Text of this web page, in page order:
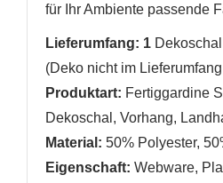
für Ihr Ambiente passende
Lieferumfang: 1
(Deko nicht im
Produktart: Fertiggardine
Dekoschal, Vorhang,
Material: 50% Polyester,
Eigenschaft: Webware,